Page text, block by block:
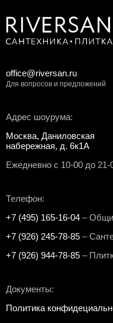
Адрес шоурума:
Москва, Даниловская
набережная, д. 6к1А
Ежедневно с 10-00 до 21-
Телефон:
+7 (495) 165-16-04 –
+7 (926) 245-78-85 –
+7 (926) 944-78-85 –
Документы:
Политика
office@riversan.ru
Для вопросов и предложений